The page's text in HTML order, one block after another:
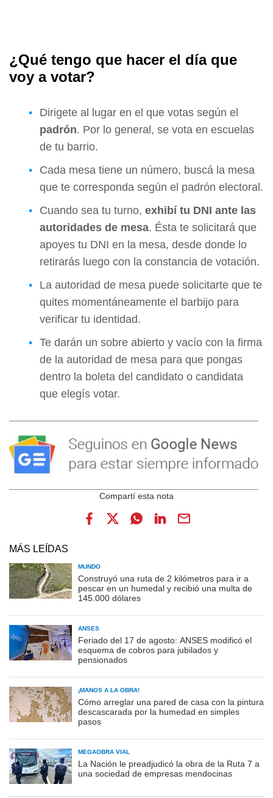
¿Qué tengo que hacer el día que
voy a votar?
Dirigete al lugar en el que votas según el
padrón. Por lo general, se vota en escuelas
de tu barrio.
Cada mesa tiene un número, buscá la mesa
que te corresponda según el padrón electoral.
Cuando sea tu turno, exhibí tu DNI ante las
autoridades de mesa. Ésta te solicitará que
apoyes tu DNI en la mesa, desde donde lo
retirarás luego con la constancia de votación.
La autoridad de mesa puede solicitarte que te
quites momentáneamente el barbijo para
verificar tu identidad.
Te darán un sobre abierto y vacío con la firma
de la autoridad de mesa para que pongas
dentro la boleta del candidato o candidata
que elegís votar.
MÁS LEÍDAS
MUNDO
Construyó una ruta de 2 kilómetros para ir a
pescar en un humedal y recibió una multa de
145.000 dólares
ANSES
Feriado del 17 de agosto: ANSES modificó el
esquema de cobros para jubilados y
pensionados
¡MANOS A LA OBRA!
Cómo arreglar una pared de casa con la pintura
descascarada por la humedad en simples
pasos
MEGAOBRA VIAL
La Nación le preadjudicó la obra de la Ruta 7 a
una sociedad de empresas mendocinas